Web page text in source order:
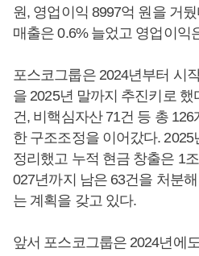
원, 영업이익 8997억 원을 거
매출은 0.6% 늘었고 영업이익
포스코그룹은 2024년부터 시
을 2025년 말까지 추진키로
건, 비핵심자산 71건 등 총
한 구조조정을 이어갔다.
정리했고 누적 현금 창출은 1
027년까지 남은 63건을 처분
는 계획을 갖고 있다.
앞서 포스코그룹은 2024년에